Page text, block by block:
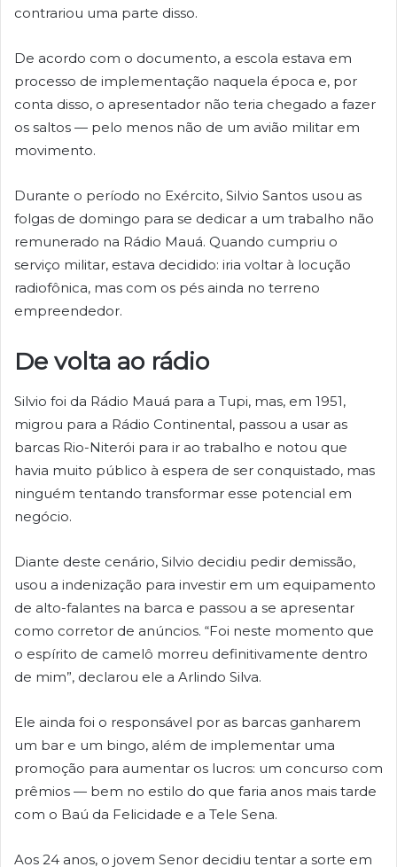
contrariou uma parte disso.
De acordo com o documento, a escola estava em
processo de implementação naquela época e, por
conta disso, o apresentador não teria chegado a fazer
os saltos — pelo menos não de um avião militar em
movimento.
Durante o período no Exército, Silvio Santos usou as
folgas de domingo para se dedicar a um trabalho não
remunerado na Rádio Mauá. Quando cumpriu o
serviço militar, estava decidido: iria voltar à locução
radiofônica, mas com os pés ainda no terreno
empreendedor.
De volta ao rádio
Silvio foi da Rádio Mauá para a Tupi, mas, em 1951,
migrou para a Rádio Continental, passou a usar as
barcas Rio-Niterói para ir ao trabalho e notou que
havia muito público à espera de ser conquistado, mas
ninguém tentando transformar esse potencial em
negócio.
Diante deste cenário, Silvio decidiu pedir demissão,
usou a indenização para investir em um equipamento
de alto-falantes na barca e passou a se apresentar
como corretor de anúncios. “Foi neste momento que
o espírito de camelô morreu definitivamente dentro
de mim”, declarou ele a Arlindo Silva.
Ele ainda foi o responsável por as barcas ganharem
um bar e um bingo, além de implementar uma
promoção para aumentar os lucros: um concurso com
prêmios — bem no estilo do que faria anos mais tarde
com o Baú da Felicidade e a Tele Sena.
Aos 24 anos, o jovem Senor decidiu tentar a sorte em